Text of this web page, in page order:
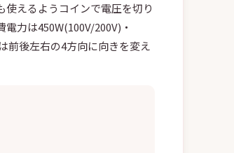
えるようコインで電圧を切り
力は450W(100V/200V)・
前後左右の4方向に向きを変え